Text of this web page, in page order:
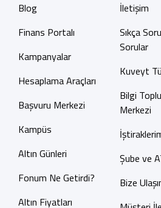
Blog
Finans Portalı
Kampanyalar
Hesaplama Araçları
Başvuru Merkezi
Kampüs
Altın Günleri
Fonum Ne Getirdi?
Altın Fiyatları
İletişim
Sıkça
Sorular
Kuveyt
Bilgi
Merkezi
Şube ve
Bize